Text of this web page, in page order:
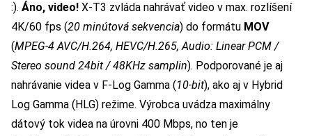
:). Áno, video! X-T3 zvláda nahrávať video v max. rozlíšení
4K/60 fps (20 minútová sekvencia) do formátu MOV
(MPEG-4 AVC/H.264, HEVC/H.265, Audio: Linear PCM /
Stereo sound 24bit / 48KHz samplin). Podporované je aj
nahrávanie videa v F-Log Gamma (10-bit), ako aj v Hybrid
Log Gamma (HLG) režime. Výrobca uvádza maximálny
dátový tok videa na úrovni 400 Mbps, no ten je